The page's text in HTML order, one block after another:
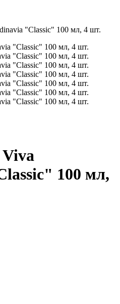
"Classic" 100 мл, 4 шт.
100 мл,